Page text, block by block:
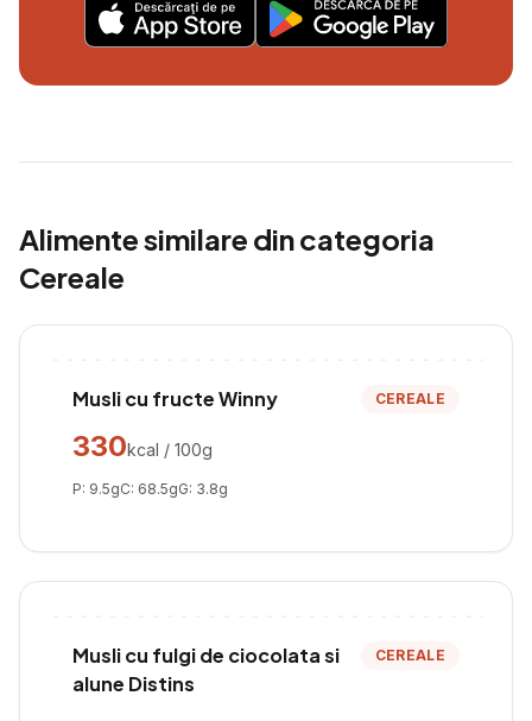
Alimente similare din categoria
Cereale
Musli cu fructe Winny CEREALE
330kcal / 100g
P: 9.5gC: 68.5gG: 3.8g
Musli cu fulgi de ciocolata si
alune Distins
CEREALE